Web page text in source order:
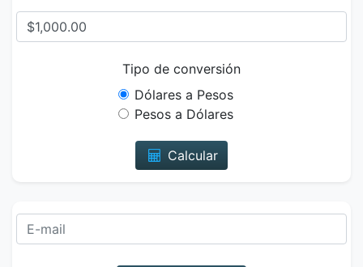
Tipo de conversión
Dólares a Pesos
Pesos a Dólares
Calcular